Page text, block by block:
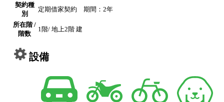
契約種
別
定期借家契約 期間：2年
所在階 /
階数
1階/ 地上2階 建
設備